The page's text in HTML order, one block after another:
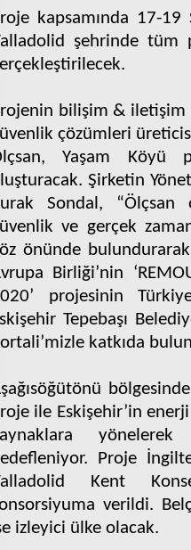
kapsamında 17-19
şehrinde tüm
bilişim &
çözümleri
Yaşam Köyü
Şirketin
Sondal, “Ölçsan
ve gerçek
önünde
Birliği’nin
projesinin
Tepebaşı
katkıda
ile Eskişehir’in
Proje
Kent
verildi.
izleyici ülke olacak.